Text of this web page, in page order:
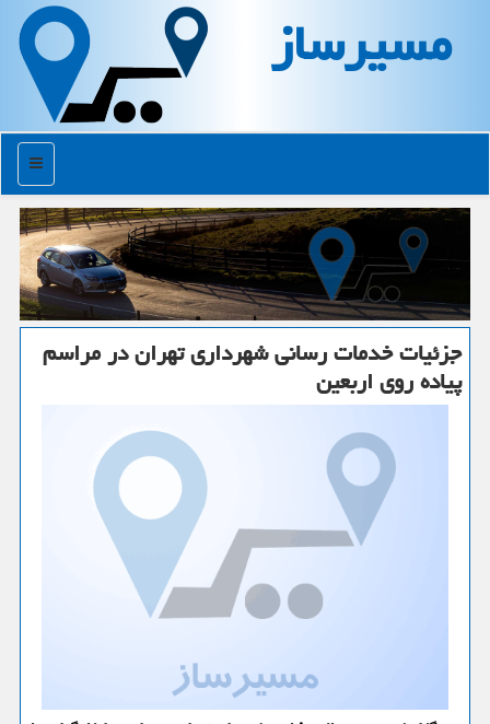
مسیرساز
منو
جزئیات خدمات رسانی شهرداری تهران در مراسم
پیاده روی اربعین